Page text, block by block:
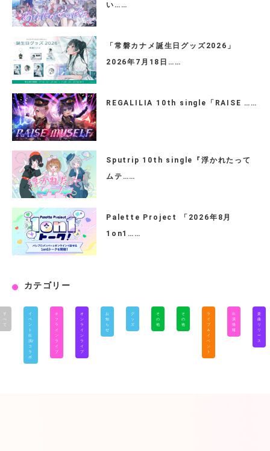
い……
「常磐カナメ誕生日グッズ2026」
2026年7月18日……
REGALILIA 10th single「RAISE ……
Sputrip 10th single『浮かれたって
ムテ……
Palette Project 「2026年8月
1on1……
カテゴリー
す
べ
て
イ
ベ
ン
ト
出
演/
コ
ラ
ボ
オ
フ
ラ
イ
ン
ラ
イ
ブ
オ
ン
ラ
イ
ン
ラ
イ
ブ
お
知
ら
せ
グ
ッ
ズ
そ
の
他
そ
の
他
ラ
イ
ブ
＆
イ
ベ
ン
ト
出
演
情
報
楽
曲
リ
リ
ー
ス